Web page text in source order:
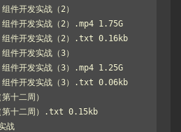
件开发实战（2）
件开发实战（2）.mp4 1.75G
组件开发实战（2）.txt 0.16kb
件开发实战（3）
件开发实战（3）.mp4 1.25G
组件开发实战（3）.txt 0.06kb
十二周）
第十二周）.txt 0.15kb
战